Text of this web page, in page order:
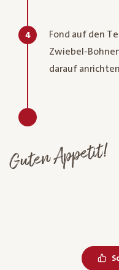
4
Fond auf den
Zwiebel-
darauf
Guten Appetit!